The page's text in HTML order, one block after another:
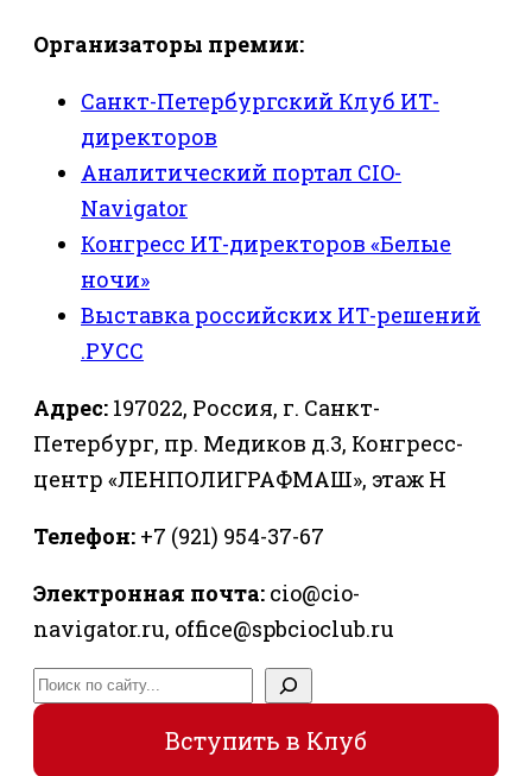
Организаторы премии:
Санкт-Петербургский Клуб ИТ-
директоров
Аналитический портал CIO-
Navigator
Конгресс ИТ-директоров «Белые
ночи»
Выставка российских ИТ-решений
.РУСС
Адрес: 197022, Россия, г. Санкт-
Петербург, пр. Медиков д.3, Конгресс-
центр «ЛЕНПОЛИГРАФМАШ», этаж Н
Телефон: +7 (921) 954-37-67
Электронная почта: cio@cio-
navigator.ru, office@spbcioclub.ru
Поиск
Вступить в Клуб